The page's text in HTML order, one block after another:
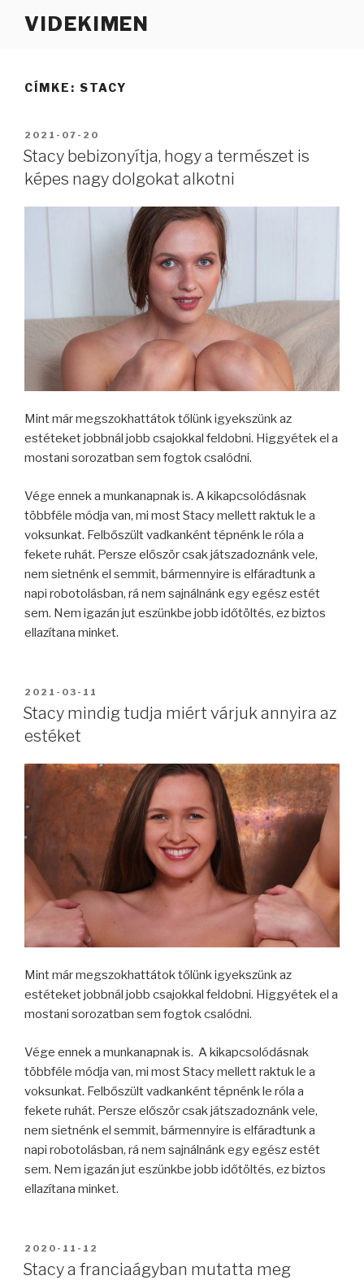
VIDEKIMEN
CÍMKE: STACY
BEKÜLDVE:
2021-07-20
Stacy bebizonyítja, hogy a természet is
képes nagy dolgokat alkotni
Mint már megszokhattátok tőlünk igyekszünk az
estéteket jobbnál jobb csajokkal feldobni. Higgyétek el a
mostani sorozatban sem fogtok csalódni.
Vége ennek a munkanapnak is. A kikapcsolódásnak
többféle módja van, mi most Stacy mellett raktuk le a
voksunkat. Felbőszült vadkanként tépnénk le róla a
fekete ruhát. Persze először csak játszadoznánk vele,
nem sietnénk el semmit, bármennyire is elfáradtunk a
napi robotolásban, rá nem sajnálnánk egy egész estét
sem. Nem igazán jut eszünkbe jobb időtöltés, ez biztos
ellazítana minket.
BEKÜLDVE:
2021-03-11
Stacy mindig tudja miért várjuk annyira az
estéket
Mint már megszokhattátok tőlünk igyekszünk az
estéteket jobbnál jobb csajokkal feldobni. Higgyétek el a
mostani sorozatban sem fogtok csalódni.
Vége ennek a munkanapnak is. A kikapcsolódásnak
többféle módja van, mi most Stacy mellett raktuk le a
voksunkat. Felbőszült vadkanként tépnénk le róla a
fekete ruhát. Persze először csak játszadoznánk vele,
nem sietnénk el semmit, bármennyire is elfáradtunk a
napi robotolásban, rá nem sajnálnánk egy egész estét
sem. Nem igazán jut eszünkbe jobb időtöltés, ez biztos
ellazítana minket.
BEKÜLDVE:
2020-11-12
Stacy a franciaágyban mutatta meg